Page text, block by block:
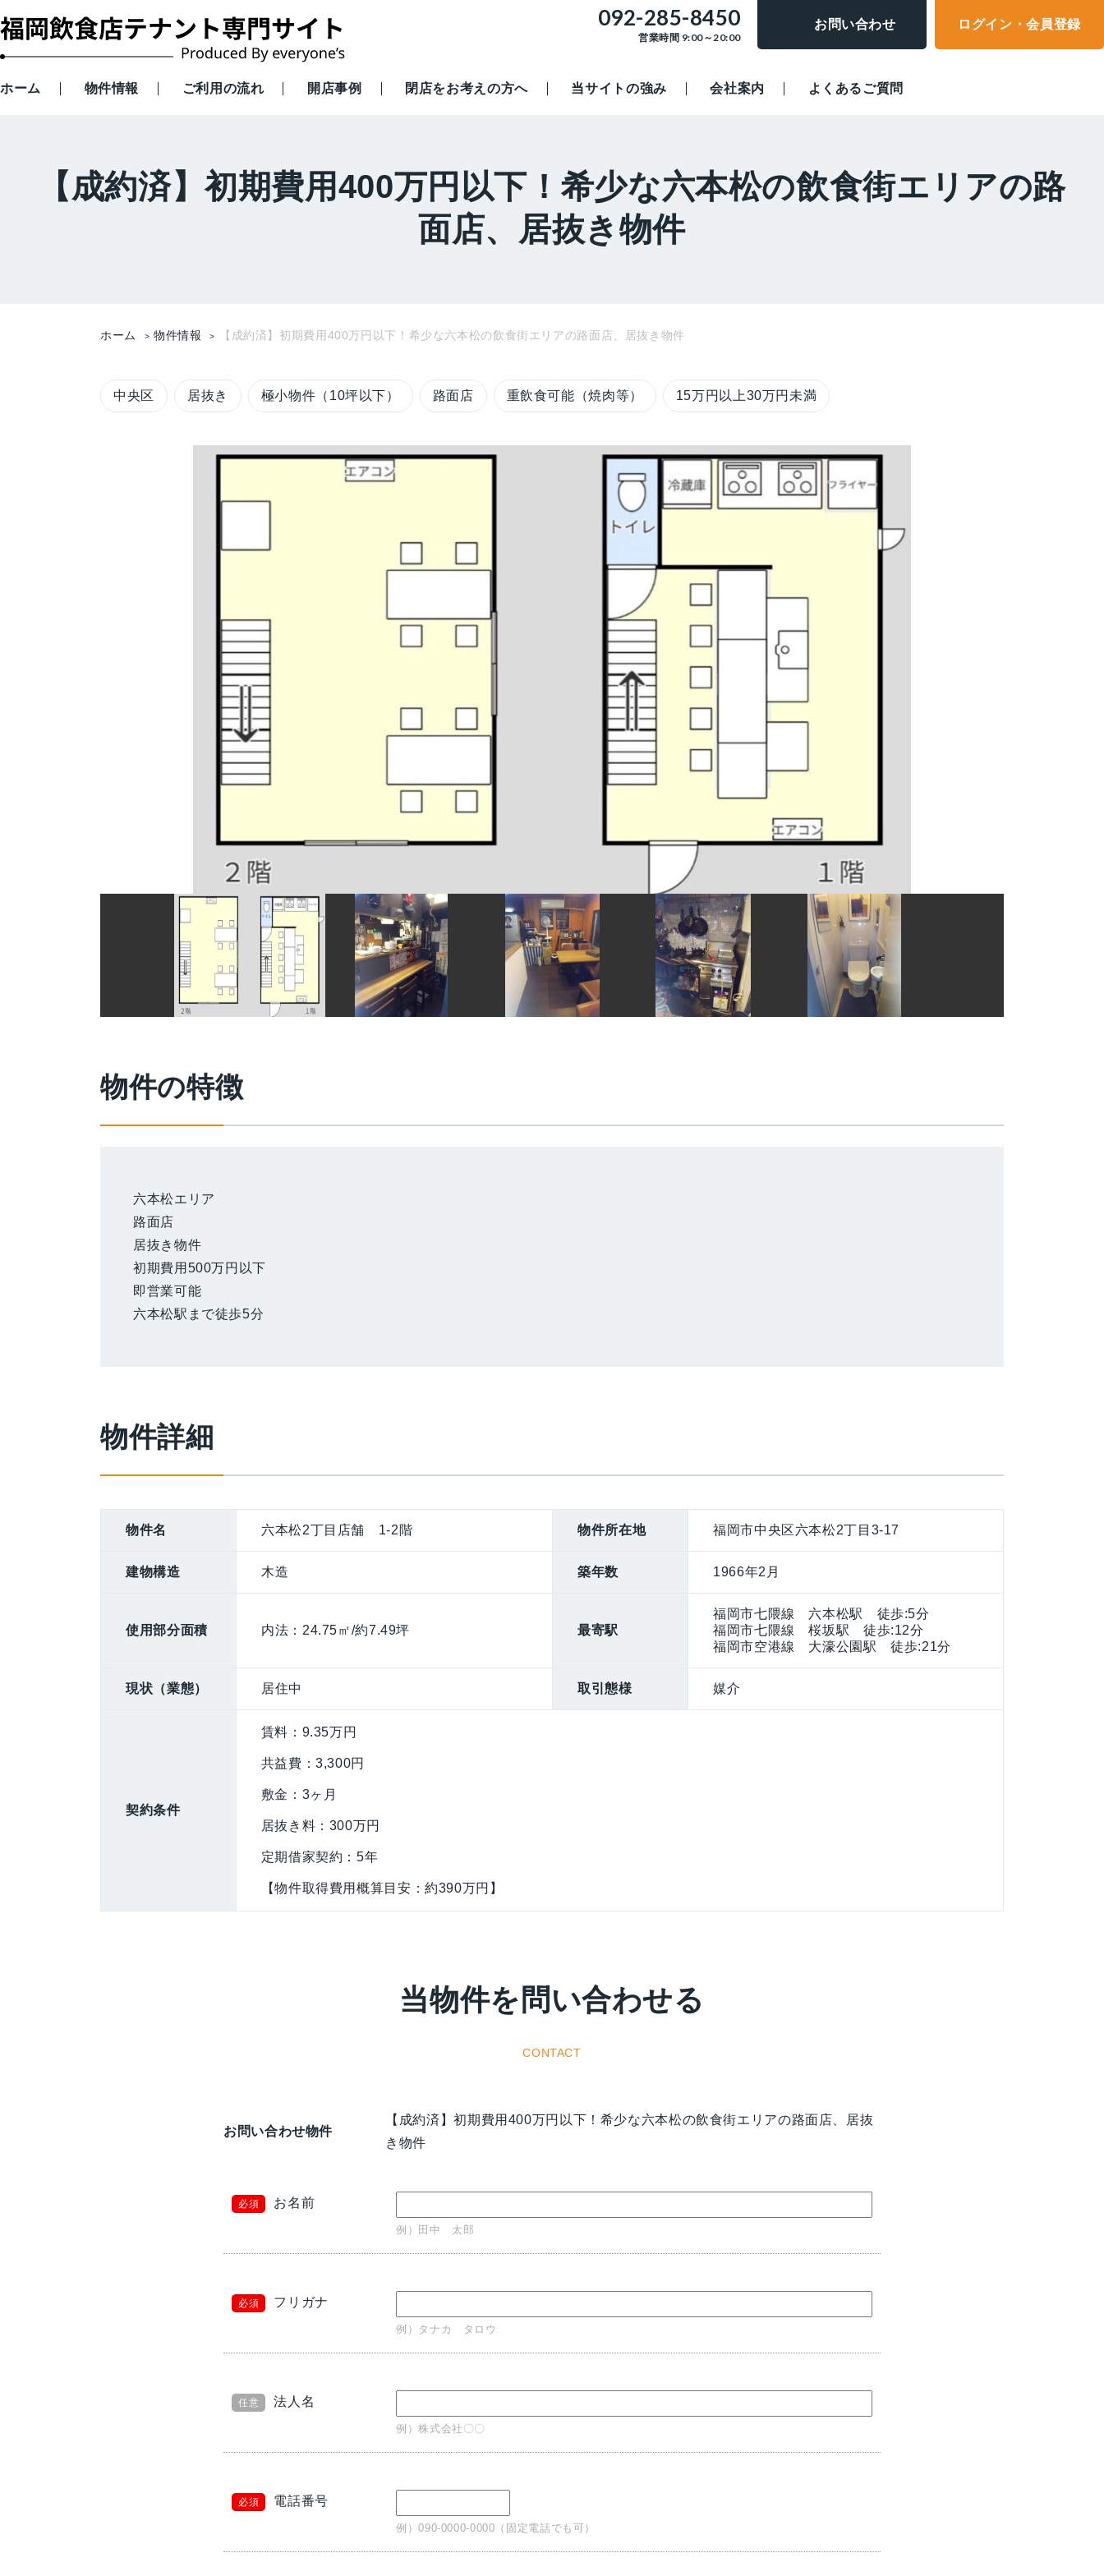
092-285-8450
営業時間 9:00～20:00
お問い合わせ ログイン・会員登録
ホーム 物件情報 ご利用の流れ 開店事例 閉店をお考えの方へ 当サイトの強み 会社案内 よくあるご質問
【成約済】初期費用400万円以下！希少な六本松の飲食街エリアの路
面店、居抜き物件
ホーム 物件情報 【成約済】初期費用400万円以下！希少な六本松の飲食街エリアの路面店、居抜き物件
中央区 居抜き 極小物件（10坪以下） 路面店 重飲食可能（焼肉等） 15万円以上30万円未満
物件の特徴
六本松エリア
路面店
居抜き物件
初期費用500万円以下
即営業可能
六本松駅まで徒歩5分
物件詳細
物件名 六本松2丁目店舗 1-2階 物件所在地 福岡市中央区六本松2丁目3-17
建物構造 木造 築年数 1966年2月
使用部分面積 内法：24.75㎡/約7.49坪 最寄駅
福岡市七隈線 六本松駅 徒歩:5分
福岡市七隈線 桜坂駅 徒歩:12分
福岡市空港線 大濠公園駅 徒歩:21分
現状（業態） 居住中 取引態様 媒介
契約条件
賃料：9.35万円
共益費：3,300円
敷金：3ヶ月
居抜き料：300万円
定期借家契約：5年
【物件取得費用概算目安：約390万円】
当物件を問い合わせる
CONTACT
お問い合わせ物件
【成約済】初期費用400万円以下！希少な六本松の飲食街エリアの路面店、居抜
き物件
必須 お名前
例）田中 太郎
必須 フリガナ
例）タナカ タロウ
任意 法人名
例）株式会社〇〇
必須 電話番号
例）090-0000-0000（固定電話でも可）